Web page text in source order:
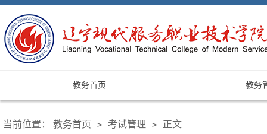
教务首页 教务
当前位置： 教务首页 > 考试管理 > 正文